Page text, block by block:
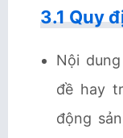
3.1 Quy
Nội
đề hay
động